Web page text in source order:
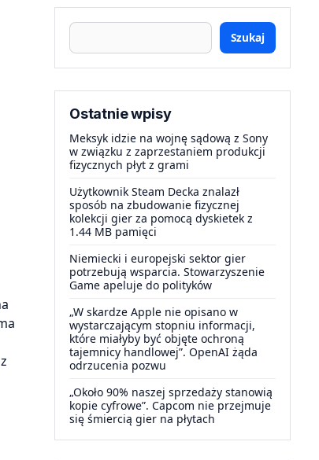
Szukaj
Ostatnie wpisy
Meksyk idzie na wojnę sądową z Sony
w związku z zaprzestaniem produkcji
fizycznych płyt z grami
Użytkownik Steam Decka znalazł
sposób na zbudowanie fizycznej
kolekcji gier za pomocą dyskietek z
1.44 MB pamięci
Niemiecki i europejski sektor gier
potrzebują wsparcia. Stowarzyszenie
Game apeluje do polityków
„W skardze Apple nie opisano w
wystarczającym stopniu informacji,
które miałyby być objęte ochroną
tajemnicy handlowej”. OpenAI żąda
odrzucenia pozwu
„Około 90% naszej sprzedaży stanowią
kopie cyfrowe”. Capcom nie przejmuje
się śmiercią gier na płytach